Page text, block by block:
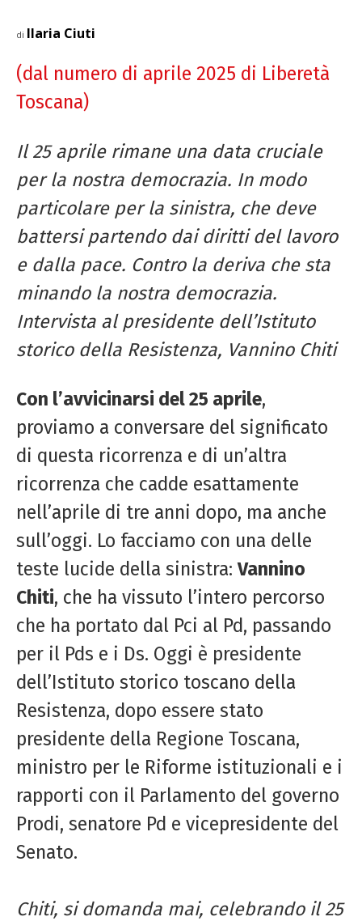
di Ilaria Ciuti
(dal numero di aprile 2025 di Liberetà
Toscana)
Il 25 aprile rimane una data cruciale
per la nostra democrazia. In modo
particolare per la sinistra, che deve
battersi partendo dai diritti del lavoro
e dalla pace. Contro la deriva che sta
minando la nostra democrazia.
Intervista al presidente dell’Istituto
storico della Resistenza, Vannino Chiti
Con l’avvicinarsi del 25 aprile,
proviamo a conversare del significato
di questa ricorrenza e di un’altra
ricorrenza che cadde esattamente
nell’aprile di tre anni dopo, ma anche
sull’oggi. Lo facciamo con una delle
teste lucide della sinistra:Vannino
Chiti, che ha vissuto l’intero percorso
che ha portato dal Pci al Pd, passando
per il Pds e i Ds. Oggi è presidente
dell’Istituto storico toscano della
Resistenza, dopo essere stato
presidente della Regione Toscana,
ministro per le Riforme istituzionali e i
rapporti con il Parlamento del governo
Prodi, senatore Pd e vicepresidente del
Senato.
Chiti, si domanda mai, celebrando il25